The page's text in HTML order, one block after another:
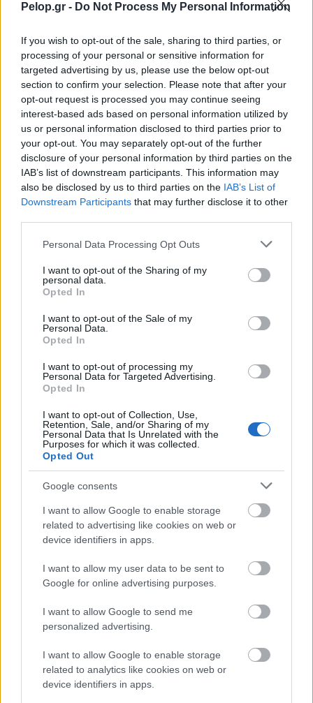
Pelop.gr - Do Not Process My Personal Information
If you wish to opt-out of the sale, sharing to third parties, or
processing of your personal or sensitive information for
targeted advertising by us, please use the below opt-out
section to confirm your selection. Please note that after your
opt-out request is processed you may continue seeing
interest-based ads based on personal information utilized by
us or personal information disclosed to third parties prior to
your opt-out. You may separately opt-out of the further
disclosure of your personal information by third parties on the
IAB’s list of downstream participants. This information may
also be disclosed by us to third parties on the IAB’s List of
Downstream Participants that may further disclose it to other
Please note that this website/app uses one or more Google
not limited to your visit or usage behaviour. You may click to
grant or deny consent to Google and its third-party tags to
use your data for below specified purposes in below Google
consent section.
Personal Data Processing Opt Outs
I want to opt-out of the Sharing of my
personal data.
Opted In
I want to opt-out of the Sale of my
Personal Data.
Opted In
I want to opt-out of processing my
Personal Data for Targeted Advertising.
Opted In
I want to opt-out of Collection, Use,
Retention, Sale, and/or Sharing of my
Personal Data that Is Unrelated with the
Purposes for which it was collected.
Opted Out
Google consents
I want to allow Google to enable storage
related to advertising like cookies on web or
device identifiers in apps.
I want to allow my user data to be sent to
Google for online advertising purposes.
I want to allow Google to send me
personalized advertising.
I want to allow Google to enable storage
related to analytics like cookies on web or
device identifiers in apps.
Θηλασμός: Το «θαύμα» των πρώτων 1.000 ημερών – Τι
συμβαίνει στον εγκέφαλο του μωρού
Χρησιμοποιείς Google passkeys για τους κωδικούς σου;
Και όμως μπορούν να τους κλέψουν
Ο Παγκαλαβρυτινός Σύλλογος Πατρών στο 22ο